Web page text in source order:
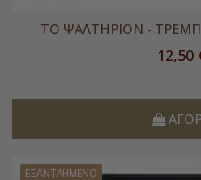
ΤΟ ΨΑΛΤΗΡΙΟΝ -
Τιμή
12,50
ΕΞΑΝΤΛΗΜΈΝΟ